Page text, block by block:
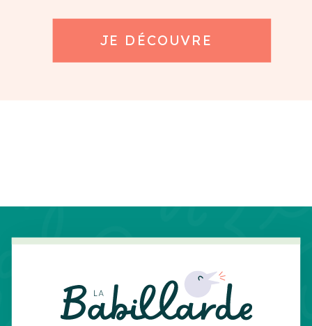
JE DÉCOUVRE